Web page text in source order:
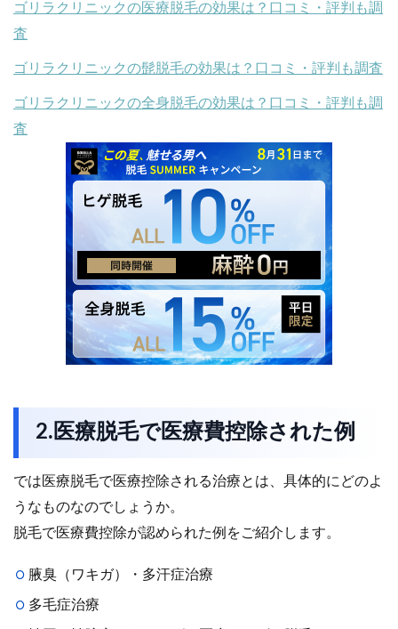
ゴリラクリニックの医療脱毛の効果は？口コミ・評判も調
査
ゴリラクリニックの髭脱毛の効果は？口コミ・評判も調査
ゴリラクリニックの全身脱毛の効果は？口コミ・評判も調
査
2.医療脱毛で医療費控除された例
では医療脱毛で医療控除される治療とは、具体的にどのよ
うなものなのでしょうか。
脱毛で医療費控除が認められた例をご紹介します。
腋臭（ワキガ）・多汗症治療
多毛症治療